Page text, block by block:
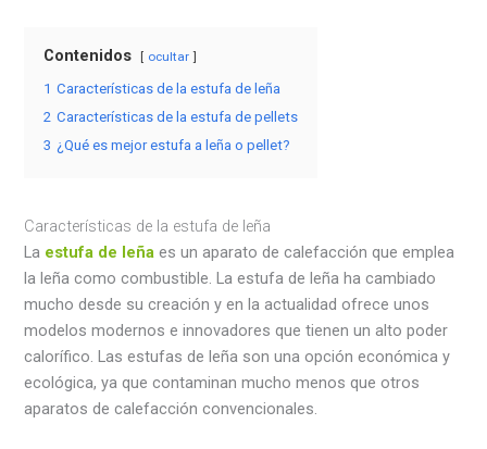
Contenidos ocultar
1 Características de la estufa de leña
2 Características de la estufa de pellets
3 ¿Qué es mejor estufa a leña o pellet?
Características de la estufa de leña
La estufa de leña es un aparato de calefacción que emplea
la leña como combustible. La estufa de leña ha cambiado
mucho desde su creación y en la actualidad ofrece unos
modelos modernos e innovadores que tienen un alto poder
calorífico. Las estufas de leña son una opción económica y
ecológica, ya que contaminan mucho menos que otros
aparatos de calefacción convencionales.